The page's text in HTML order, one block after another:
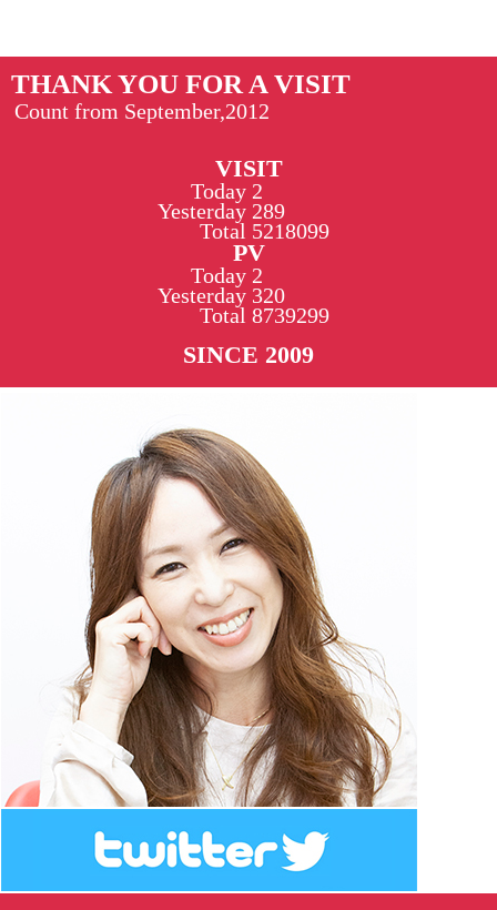
THANK YOU FOR A VISIT
Count from September,2012
VISIT
Today
Yesterday
Total
2
289
5218099
PV
Today
Yesterday
Total
2
320
8739299
SINCE 2009